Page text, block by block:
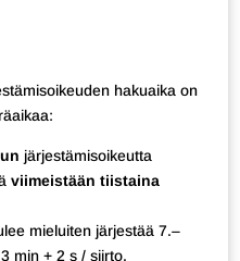
hakuaika on
järjestämisoikeutta
viimeistään tiistaina
mieluiten järjestää 7.–
min + 2 s / siirto.